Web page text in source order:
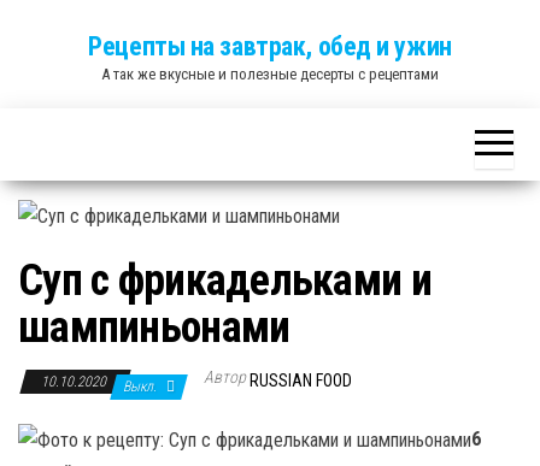
Рецепты на завтрак, обед и ужин
А так же вкусные и полезные десерты с рецептами
Суп с фрикадельками и
шампиньонами
10.10.2020 Выкл. Автор RUSSIAN FOOD
6